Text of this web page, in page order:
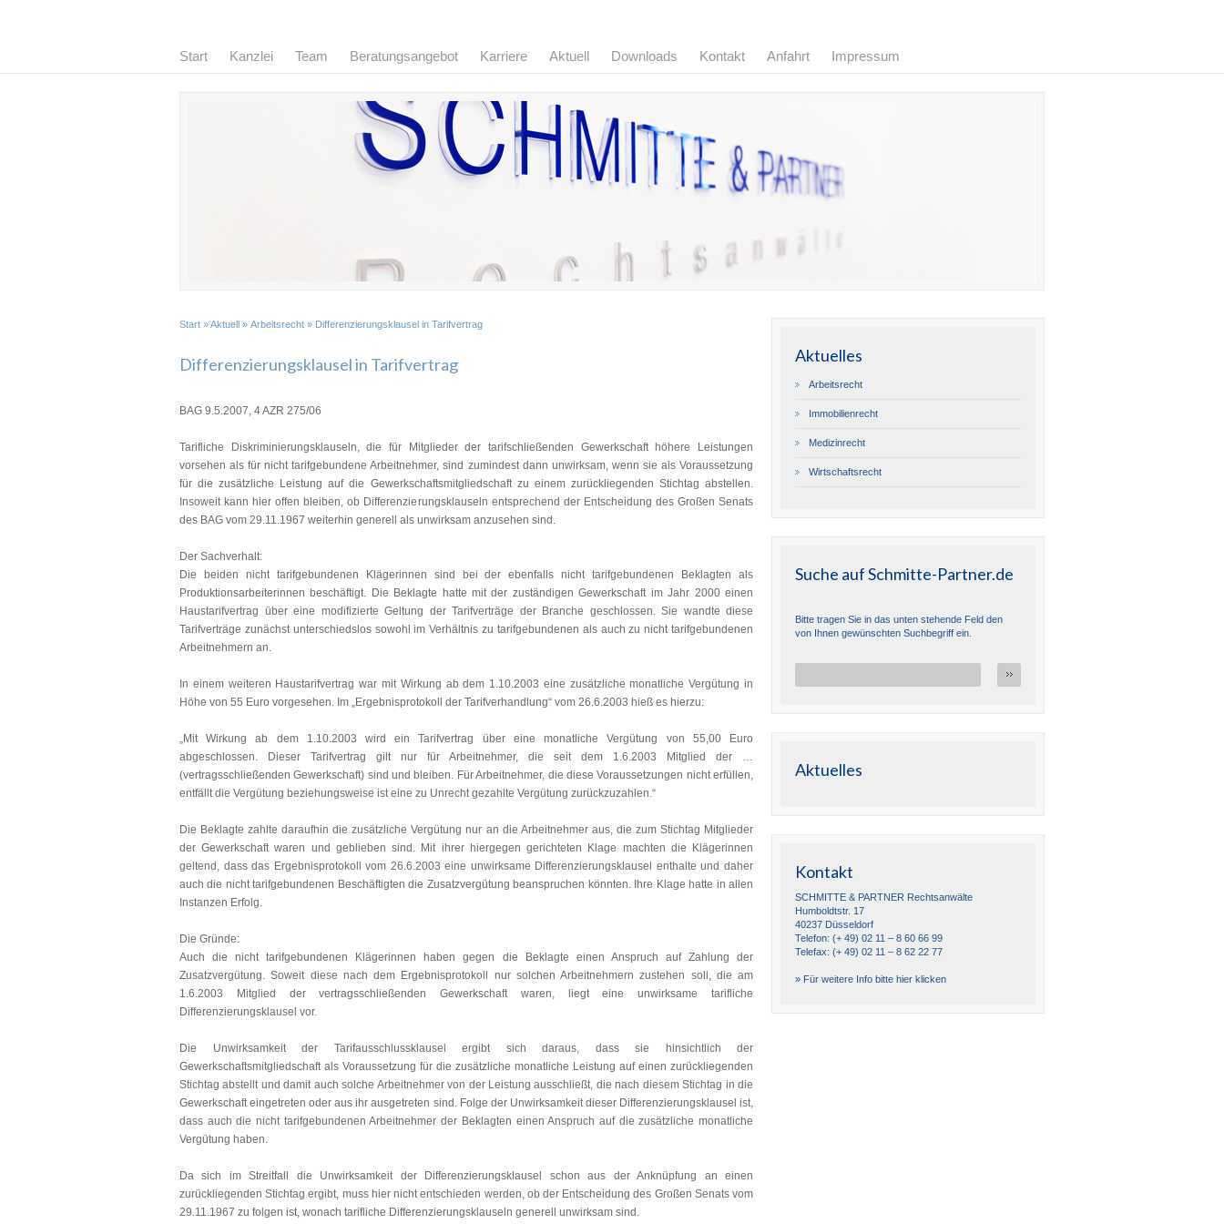
Start Kanzlei Team Beratungsangebot Karriere Aktuell Downloads Kontakt Anfahrt Impressum
Start »Aktuell » Arbeitsrecht » Differenzierungsklausel in Tarifvertrag
Differenzierungsklausel in Tarifvertrag
BAG 9.5.2007, 4 AZR 275/06
Tarifliche Diskriminierungsklauseln, die für Mitglieder der tarifschließenden Gewerkschaft höhere Leistungen
vorsehen als für nicht tarifgebundene Arbeitnehmer, sind zumindest dann unwirksam, wenn sie als Voraussetzung
für die zusätzliche Leistung auf die Gewerkschaftsmitgliedschaft zu einem zurückliegenden Stichtag abstellen.
Insoweit kann hier offen bleiben, ob Differenzierungsklauseln entsprechend der Entscheidung des Großen Senats
des BAG vom 29.11.1967 weiterhin generell als unwirksam anzusehen sind.
Der Sachverhalt:
Die beiden nicht tarifgebundenen Klägerinnen sind bei der ebenfalls nicht tarifgebundenen Beklagten als
Produktionsarbeiterinnen beschäftigt. Die Beklagte hatte mit der zuständigen Gewerkschaft im Jahr 2000 einen
Haustarifvertrag über eine modifizierte Geltung der Tarifverträge der Branche geschlossen. Sie wandte diese
Tarifverträge zunächst unterschiedslos sowohl im Verhältnis zu tarifgebundenen als auch zu nicht tarifgebundenen
Arbeitnehmern an.
In einem weiteren Haustarifvertrag war mit Wirkung ab dem 1.10.2003 eine zusätzliche monatliche Vergütung in
Höhe von 55 Euro vorgesehen. Im „Ergebnisprotokoll der Tarifverhandlung“ vom 26.6.2003 hieß es hierzu:
„Mit Wirkung ab dem 1.10.2003 wird ein Tarifvertrag über eine monatliche Vergütung von 55,00 Euro
abgeschlossen. Dieser Tarifvertrag gilt nur für Arbeitnehmer, die seit dem 1.6.2003 Mitglied der …
(vertragsschließenden Gewerkschaft) sind und bleiben. Für Arbeitnehmer, die diese Voraussetzungen nicht erfüllen,
entfällt die Vergütung beziehungsweise ist eine zu Unrecht gezahlte Vergütung zurückzuzahlen.“
Die Beklagte zahlte daraufhin die zusätzliche Vergütung nur an die Arbeitnehmer aus, die zum Stichtag Mitglieder
der Gewerkschaft waren und geblieben sind. Mit ihrer hiergegen gerichteten Klage machten die Klägerinnen
geltend, dass das Ergebnisprotokoll vom 26.6.2003 eine unwirksame Differenzierungsklausel enthalte und daher
auch die nicht tarifgebundenen Beschäftigten die Zusatzvergütung beanspruchen könnten. Ihre Klage hatte in allen
Instanzen Erfolg.
Die Gründe:
Auch die nicht tarifgebundenen Klägerinnen haben gegen die Beklagte einen Anspruch auf Zahlung der
Zusatzvergütung. Soweit diese nach dem Ergebnisprotokoll nur solchen Arbeitnehmern zustehen soll, die am
1.6.2003 Mitglied der vertragsschließenden Gewerkschaft waren, liegt eine unwirksame tarifliche
Differenzierungsklausel vor.
Die Unwirksamkeit der Tarifausschlussklausel ergibt sich daraus, dass sie hinsichtlich der
Gewerkschaftsmitgliedschaft als Voraussetzung für die zusätzliche monatliche Leistung auf einen zurückliegenden
Stichtag abstellt und damit auch solche Arbeitnehmer von der Leistung ausschließt, die nach diesem Stichtag in die
Gewerkschaft eingetreten oder aus ihr ausgetreten sind. Folge der Unwirksamkeit dieser Differenzierungsklausel ist,
dass auch die nicht tarifgebundenen Arbeitnehmer der Beklagten einen Anspruch auf die zusätzliche monatliche
Vergütung haben.
Da sich im Streitfall die Unwirksamkeit der Differenzierungsklausel schon aus der Anknüpfung an einen
zurückliegenden Stichtag ergibt, muss hier nicht entschieden werden, ob der Entscheidung des Großen Senats vom
29.11.1967 zu folgen ist, wonach tarifliche Differenzierungsklauseln generell unwirksam sind.
Aktuelles
Arbeitsrecht
Immobilienrecht
Medizinrecht
Wirtschaftsrecht
Suche auf Schmitte-Partner.de
Bitte tragen Sie in das unten stehende Feld den
von Ihnen gewünschten Suchbegriff ein.
Aktuelles
Kontakt
SCHMITTE & PARTNER Rechtsanwälte
Humboldtstr. 17
40237 Düsseldorf
Telefon: (+ 49) 02 11 – 8 60 66 99
Telefax: (+ 49) 02 11 – 8 62 22 77
» Für weitere Info bitte hier klicken